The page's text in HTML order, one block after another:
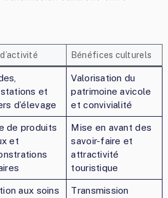
Bénéfices culturels
et
d’élevage
Valorisation du
patrimoine avicole
et convivialité
de produits
et
Mise en avant des
savoir-faire et
attractivité
touristique
aux soins
Transmission